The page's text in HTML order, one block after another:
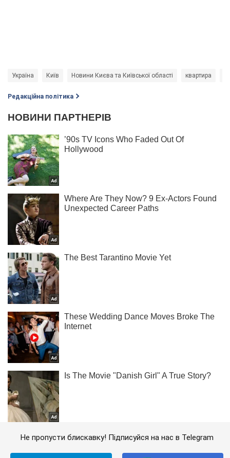
Україна Київ Новини Києва та Київської області квартира
Редакційна політика
Не пропусти блискавку! Підписуйся на нас в Telegram